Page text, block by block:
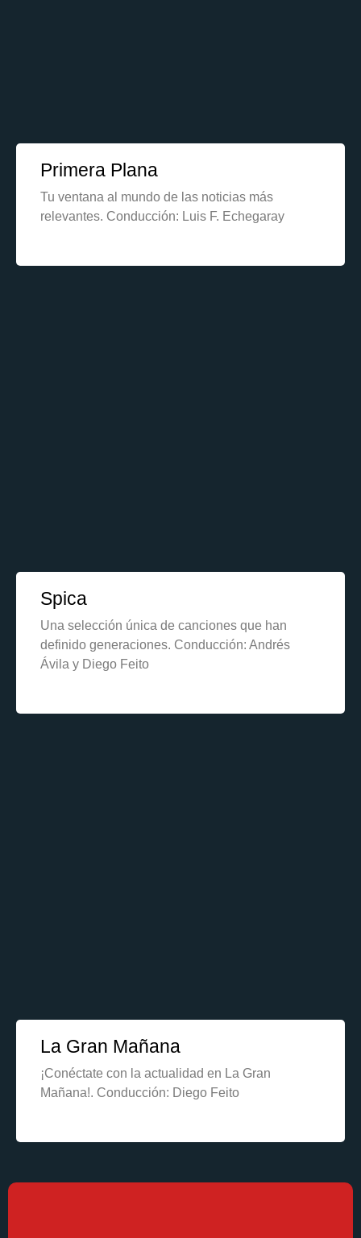
Primera Plana
Tu ventana al mundo de las noticias más
relevantes. Conducción: Luis F. Echegaray
Spica
Una selección única de canciones que han
definido generaciones. Conducción: Andrés
Ávila y Diego Feito
La Gran Mañana
¡Conéctate con la actualidad en La Gran
Mañana!. Conducción: Diego Feito